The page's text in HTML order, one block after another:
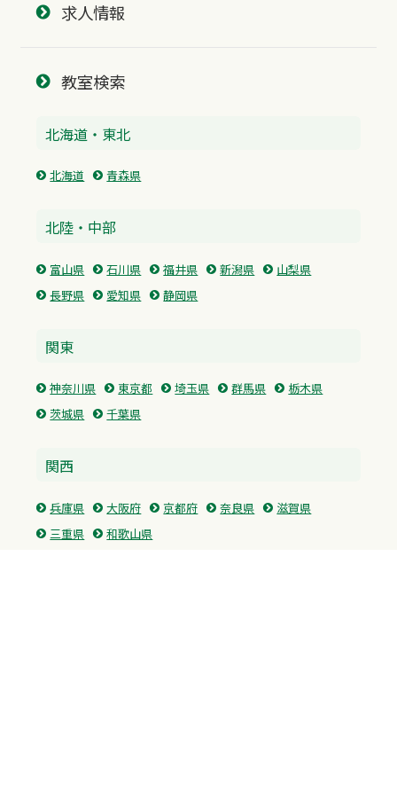
求人情報
教室検索
北海道・東北
北海道 青森県
北陸・中部
富山県 石川県 福井県 新潟県
山梨県
長野県
愛知県 静岡県
関東
神奈川県 東京都 埼玉県 群馬県
栃木県
茨城県
千葉県
関西
兵庫県 大阪府 京都府 奈良県
滋賀県
三重県
和歌山県